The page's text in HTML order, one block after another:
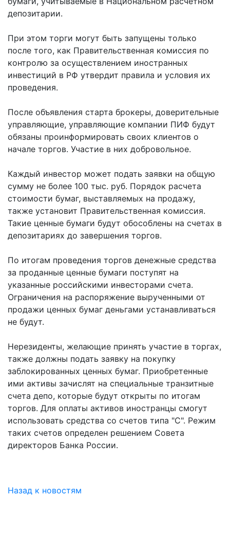
депозитарии.
При этом торги могут быть запущены только
после того, как Правительственная комиссия по
контролю за осуществлением иностранных
инвестиций в РФ утвердит правила и условия их
проведения.
После объявления старта брокеры, доверительные
управляющие, управляющие компании ПИФ будут
обязаны проинформировать своих клиентов о
начале торгов. Участие в них добровольное.
Каждый инвестор может подать заявки на общую
сумму не более 100 тыс. руб. Порядок расчета
стоимости бумаг, выставляемых на продажу,
также установит Правительственная комиссия.
Такие ценные бумаги будут обособлены на счетах в
депозитариях до завершения торгов.
По итогам проведения торгов денежные средства
за проданные ценные бумаги поступят на
указанные российскими инвесторами счета.
Ограничения на распоряжение вырученными от
продажи ценных бумаг деньгами устанавливаться
не будут.
Нерезиденты, желающие принять участие в торгах,
также должны подать заявку на покупку
заблокированных ценных бумаг. Приобретенные
ими активы зачислят на специальные транзитные
счета депо, которые будут открыты по итогам
торгов. Для оплаты активов иностранцы смогут
использовать средства со счетов типа "С". Режим
таких счетов определен решением Совета
директоров Банка России.
Назад к новостям